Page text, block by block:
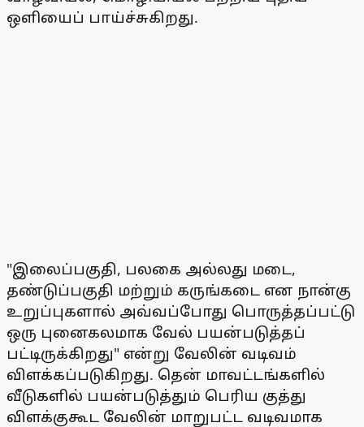
ஒளியைப் பாய்ச்சுகிறது.
"இலைப்பகுதி, பலகை அல்லது மடை,
தண்டுப்பகுதி மற்றும் கருங்கடை என நான்கு
உறுப்புகளால் அவ்வப்போது பொருத்தப்பட்டு
ஒரு புனைகலமாக வேல் பயன்படுத்தப்
பட்டிருக்கிறது" என்று வேலின் வடிவம்
விளக்கப்படுகிறது. தென் மாவட்டங்களில்
வீடுகளில் பயன்படுத்தும் பெரிய குத்து
விளக்குகூட வேலின் மாறுபட்ட வடிவமாக